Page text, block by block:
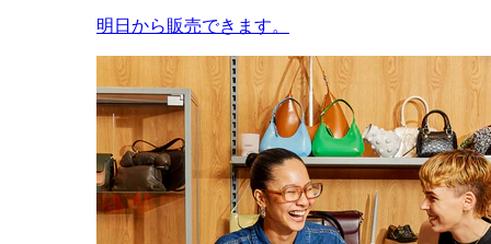
明日から販売できます。